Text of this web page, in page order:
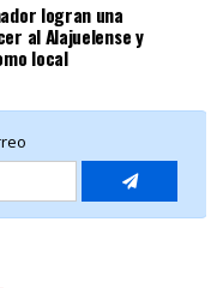
logran una
al Alajuelense y
local